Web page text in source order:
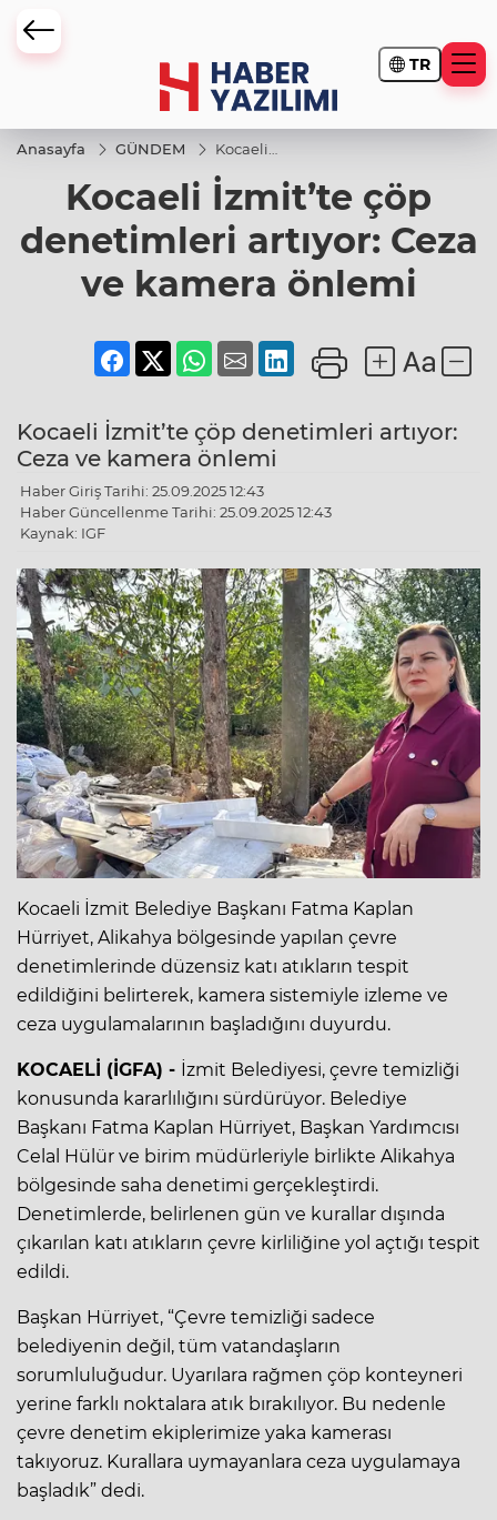
TR
Anasayfa GÜNDEM
Kocaeli
denetimleri
artıyor:
kamera
önlemi
Kocaeli İzmit’te çöp
denetimleri artıyor: Ceza
ve kamera önlemi
Kocaeli İzmit’te çöp denetimleri artıyor:
Ceza ve kamera önlemi
Haber Giriş Tarihi: 25.09.2025 12:43
Haber Güncellenme Tarihi: 25.09.2025 12:43
Kaynak: IGF
Kocaeli İzmit Belediye Başkanı Fatma Kaplan
Hürriyet, Alikahya bölgesinde yapılan çevre
denetimlerinde düzensiz katı atıkların tespit
edildiğini belirterek, kamera sistemiyle izleme ve
ceza uygulamalarının başladığını duyurdu.
KOCAELİ (İGFA) - İzmit Belediyesi, çevre temizliği
konusunda kararlılığını sürdürüyor. Belediye
Başkanı Fatma Kaplan Hürriyet, Başkan Yardımcısı
Celal Hülür ve birim müdürleriyle birlikte Alikahya
bölgesinde saha denetimi gerçekleştirdi.
Denetimlerde, belirlenen gün ve kurallar dışında
çıkarılan katı atıkların çevre kirliliğine yol açtığı tespit
edildi.
Başkan Hürriyet, “Çevre temizliği sadece
belediyenin değil, tüm vatandaşların
sorumluluğudur. Uyarılara rağmen çöp konteyneri
yerine farklı noktalara atık bırakılıyor. Bu nedenle
çevre denetim ekiplerimize yaka kamerası
takıyoruz. Kurallara uymayanlara ceza uygulamaya
başladık” dedi.